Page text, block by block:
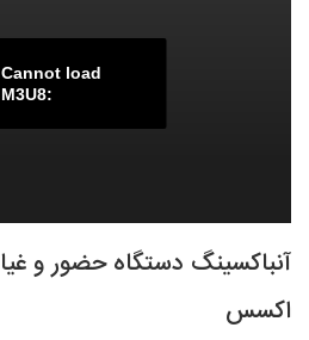
Cannot load
M3U8:
اکسس